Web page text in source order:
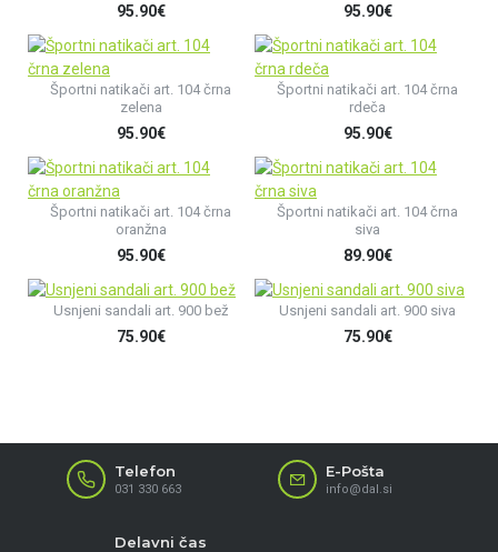
95.90€ 95.90€
Športni natikači art. 104 črna
zelena
95.90€
Športni natikači art. 104 črna
rdeča
95.90€
Športni natikači art. 104 črna
oranžna
95.90€
Športni natikači art. 104 črna
siva
89.90€
Usnjeni sandali art. 900 bež
75.90€
Usnjeni sandali art. 900 siva
75.90€
Telefon
031 330 663
E-Pošta
info@dal.si
Delavni čas